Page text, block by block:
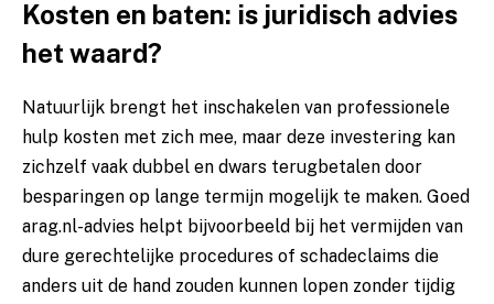
Kosten en baten: is juridisch advies
het waard?
Natuurlijk brengt het inschakelen van professionele
hulp kosten met zich mee, maar deze investering kan
zichzelf vaak dubbel en dwars terugbetalen door
besparingen op lange termijn mogelijk te maken. Goed
arag.nl-advies helpt bijvoorbeeld bij het vermijden van
dure gerechtelijke procedures of schadeclaims die
anders uit de hand zouden kunnen lopen zonder tijdig